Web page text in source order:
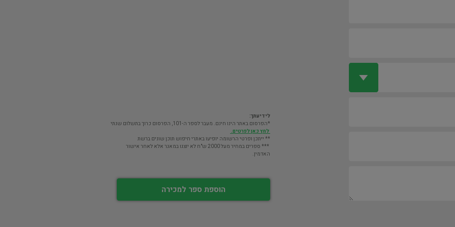
לידיעתך:
*הפרסום באתר הינו חינם. מעבר לספר ה-101, הפרסום כרוך בתשלום שנתי
לחץ כאן לפרטים.
** ייתכן ופרטי הרשומה יופיעו באתרי חיפוש תוכן שונים ברשת
*** ספרים במחיר מעל 2000 ש"ח לא יוצגו במאגר אלא לאחר אישור
האדמין.
הוספת ספר למכירה